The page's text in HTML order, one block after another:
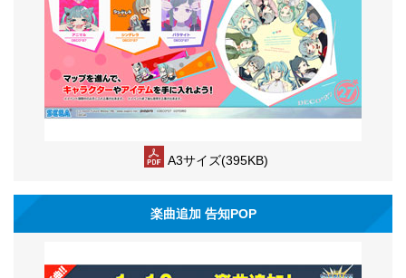
A3サイズ(395KB)
楽曲追加 告知POP